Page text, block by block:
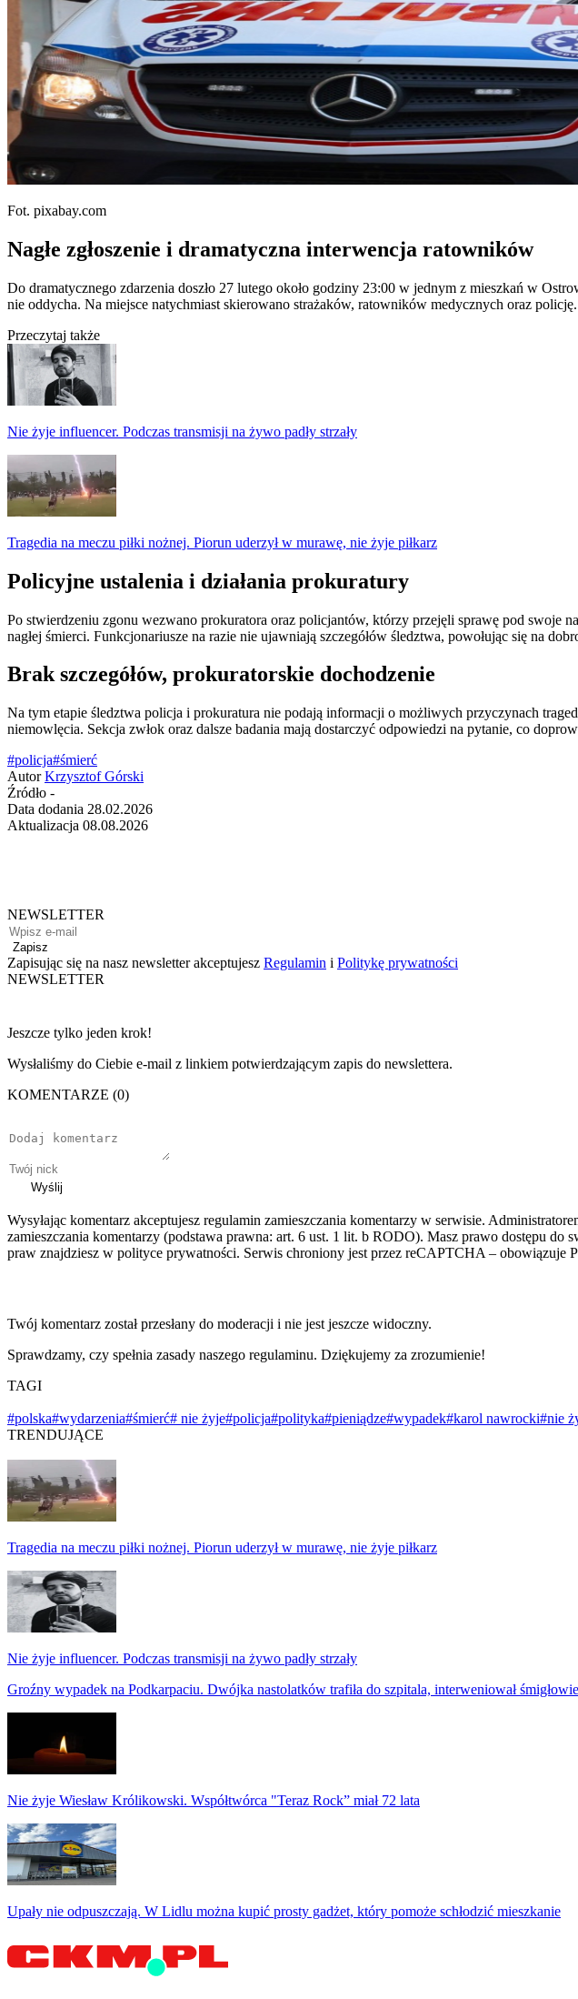
Fot. pixabay.com
Nagłe zgłoszenie i dramatyczna interwencja ratowników
Do dramatycznego zdarzenia doszło 27 lutego około godziny 23:00 w jednym z mieszkań w
nie oddycha. Na miejsce natychmiast skierowano strażaków, ratowników medycznych oraz
Przeczytaj także
Nie żyje influencer. Podczas transmisji na żywo padły strzały
Tragedia na meczu piłki nożnej. Piorun uderzył w murawę, nie żyje piłkarz
Policyjne ustalenia i działania prokuratury
Po stwierdzeniu zgonu wezwano prokuratora oraz policjantów, którzy przejęli sprawę pod swoje
nagłej śmierci. Funkcjonariusze na razie nie ujawniają szczegółów śledztwa, powołując się na
Brak szczegółów, prokuratorskie dochodzenie
Na tym etapie śledztwa policja i prokuratura nie podają informacji o możliwych przyczynach
niemowlęcia. Sekcja zwłok oraz dalsze badania mają dostarczyć odpowiedzi na pytanie, co
#policja#śmierć
Autor Krzysztof Górski
Źródło -
Data dodania 28.02.2026
Aktualizacja 08.08.2026
NEWSLETTER
Zapisz
Zapisując się na nasz newsletter akceptujesz Regulamin i Politykę prywatności
NEWSLETTER
Jeszcze tylko jeden krok!
Wysłaliśmy do Ciebie e-mail z linkiem potwierdzającym zapis do newslettera.
KOMENTARZE (0)
Wyślij
Wysyłając komentarz akceptujesz regulamin zamieszczania komentarzy w serwisie.
zamieszczania komentarzy (podstawa prawna: art. 6 ust. 1 lit. b RODO). Masz prawo dostępu do
praw znajdziesz w polityce prywatności. Serwis chroniony jest przez reCAPTCHA – obowiązuje
Twój komentarz został przesłany do moderacji i nie jest jeszcze widoczny.
Sprawdzamy, czy spełnia zasady naszego regulaminu. Dziękujemy za zrozumienie!
TAGI
#polska#wydarzenia#śmierć# nie żyje#policja#polityka#pieniądze#wypadek#karol nawrocki#nie
TRENDUJĄCE
Tragedia na meczu piłki nożnej. Piorun uderzył w murawę, nie żyje piłkarz
Nie żyje influencer. Podczas transmisji na żywo padły strzały
Groźny wypadek na Podkarpaciu. Dwójka nastolatków trafiła do szpitala, interweniował
Nie żyje Wiesław Królikowski. Współtwórca "Teraz Rock” miał 72 lata
Upały nie odpuszczają. W Lidlu można kupić prosty gadżet, który pomoże schłodzić mieszkanie